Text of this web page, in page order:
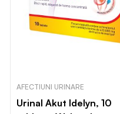
AFECTIUNI URINARE
Urinal Akut Idelyn, 10